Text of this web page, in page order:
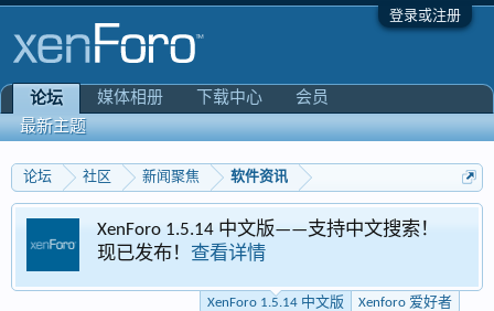
登录或注册
论坛 社区 新闻聚焦 软件资讯
XenForo 1.5.14 中文版——支持中文搜索！
现已发布！ 查看详情
XenForo 1.5.14 中文版 Xenforo 爱好者
论坛
最新主题
媒体相册 下载中心 会员